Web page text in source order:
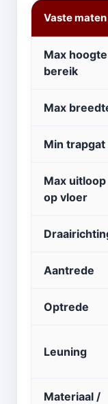
Vaste maten
Max hoogte
bereik
Max
Min trapgat
Max uitloop
op vloer
Aantrede
Optrede
Leuning
Materiaal /